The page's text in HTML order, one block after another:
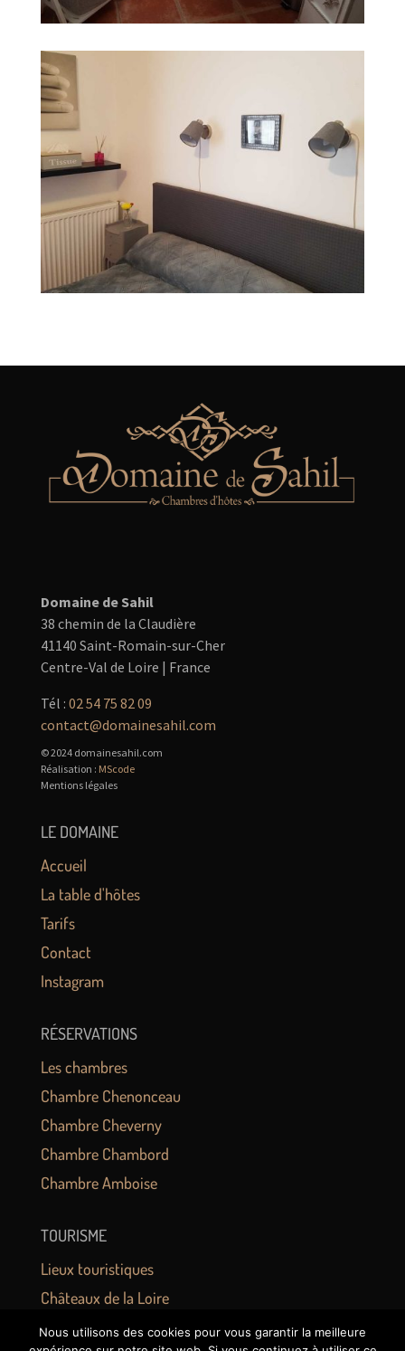
Domaine de Sahil
38 chemin de la Claudière
41140 Saint-Romain-sur-Cher
Centre-Val de Loire | France
Tél : 02 54 75 82 09
contact@domainesahil.com
© 2024 domainesahil.com
Réalisation : MScode
Mentions légales
LE DOMAINE
Accueil
La table d'hôtes
Tarifs
Contact
Instagram
RÉSERVATIONS
Les chambres
Chambre Chenonceau
Chambre Cheverny
Chambre Chambord
Chambre Amboise
TOURISME
Lieux touristiques
Châteaux de la Loire
Zoo de Beauval
Nous utilisons des cookies pour vous garantir la meilleure